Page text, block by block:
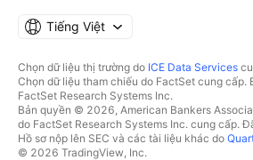
Tiếng Việt
Chọn dữ liệu thị trường do ICE Data Services
Chọn dữ liệu tham chiếu do FactSet cung
FactSet Research Systems Inc.
Bản quyền © 2026, American Bankers
do FactSet Research Systems Inc. cung cấp.
Hồ sơ nộp lên SEC và các tài liệu khác do
© 2026 TradingView, Inc.